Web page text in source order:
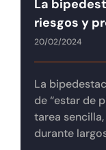
Tienda online
La
riesgos y
20/02/2024
La
de “estar de
tarea
durante